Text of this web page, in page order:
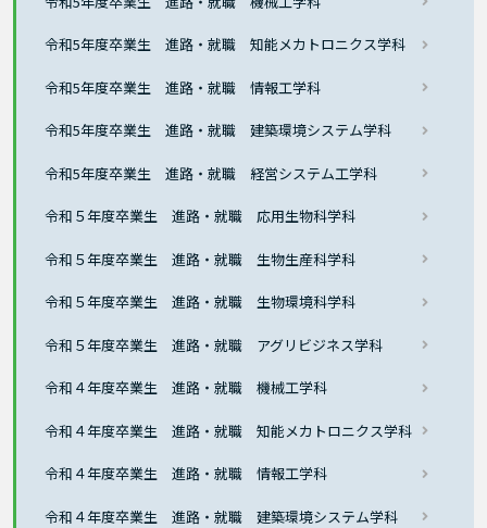
令和5年度卒業生 進路・就職 知能メカトロニクス学科
令和5年度卒業生 進路・就職 情報工学科
令和5年度卒業生 進路・就職 建築環境システム学科
令和5年度卒業生 進路・就職 経営システム工学科
令和５年度卒業生 進路・就職 応用生物科学科
令和５年度卒業生 進路・就職 生物生産科学科
令和５年度卒業生 進路・就職 生物環境科学科
令和５年度卒業生 進路・就職 アグリビジネス学科
令和４年度卒業生 進路・就職 機械工学科
令和４年度卒業生 進路・就職 知能メカトロニクス学科
令和４年度卒業生 進路・就職 情報工学科
令和４年度卒業生 進路・就職 建築環境システム学科